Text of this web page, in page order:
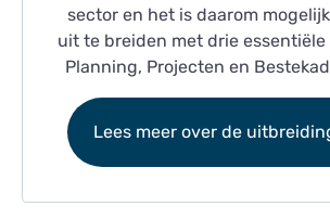
sector en het is daarom
uit te breiden met drie essentiële
Planning, Projecten en
Lees meer over de